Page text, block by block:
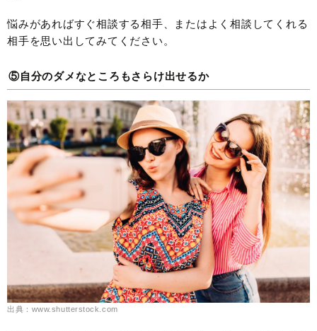
悩みがあればすぐ相談する相手、またはよく相談してくれる
相手を思い出してみてください。
⑤自分のダメなところもさらけ出せるか
出典：www.shutterstock.com